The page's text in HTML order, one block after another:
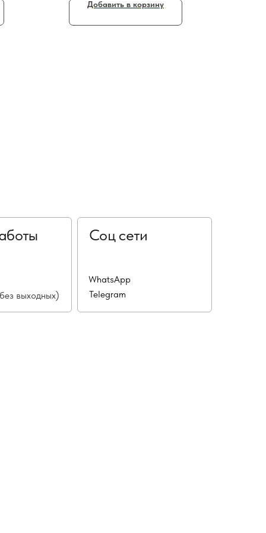
Добавить в корзину
выходных)
Соц сети
WhatsApp
Telegram